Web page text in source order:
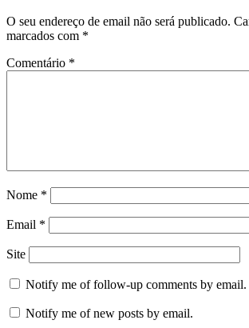
O seu endereço de email não será publicado.
marcados com *
Comentário *
Nome *
Email *
Site
Notify me of follow-up comments by email.
Notify me of new posts by email.